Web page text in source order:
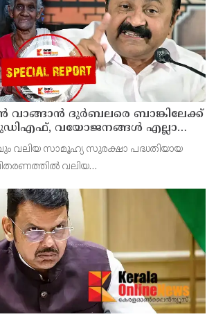
വാങ്ങാന്‍ ദുര്‍ബലരെ ബാങ്കിലേക്ക്
യുഡിഎഫ്, വയോജനങ്ങള്‍ എല്ലാ
ചെറിയ
പാവങ്ങളെ
വലിയ സാമൂഹ്യ സുരക്ഷാ പദ്ധതിയായ
വലിയ